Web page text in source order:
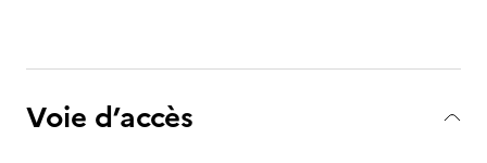
Voie d’accès